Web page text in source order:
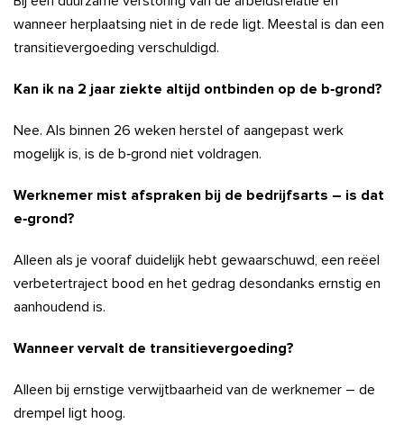
wanneer herplaatsing niet in de rede ligt. Meestal is dan een
transitievergoeding verschuldigd.
Kan ik na 2 jaar ziekte altijd ontbinden op de b‑grond?
Nee. Als binnen 26 weken herstel of aangepast werk
mogelijk is, is de b‑grond niet voldragen.
Werknemer mist afspraken bij de bedrijfsarts – is dat
e‑grond?
Alleen als je vooraf duidelijk hebt gewaarschuwd, een reëel
verbetertraject bood en het gedrag desondanks ernstig en
aanhoudend is.
Wanneer vervalt de transitievergoeding?
Alleen bij ernstige verwijtbaarheid van de werknemer – de
drempel ligt hoog.